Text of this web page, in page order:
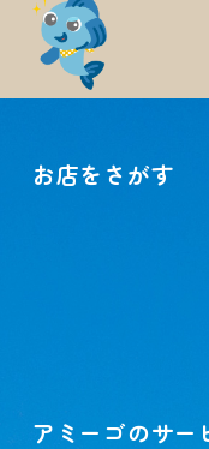
お店をさがす
アミーゴのサー